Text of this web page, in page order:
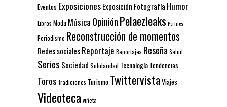
Eventos ExposicionesExposición Fotografía Humor
Libros Moda Música OpiniónPelaezleaks Perfiles
Periodismo Reconstrucción de momentos
Redes socialesReportaje Reportajes Reseña Salud
Series Sociedad Solidaridad Tecnología Tendencias
Toros Tradiciones Turismo TwittervistaViajes
Videoteca viñeta